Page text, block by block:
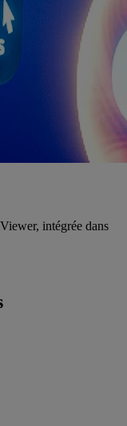
intégrée dans